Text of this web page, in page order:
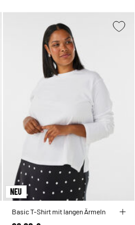
NEU
Basic T-Shirt mit langen Ärmeln